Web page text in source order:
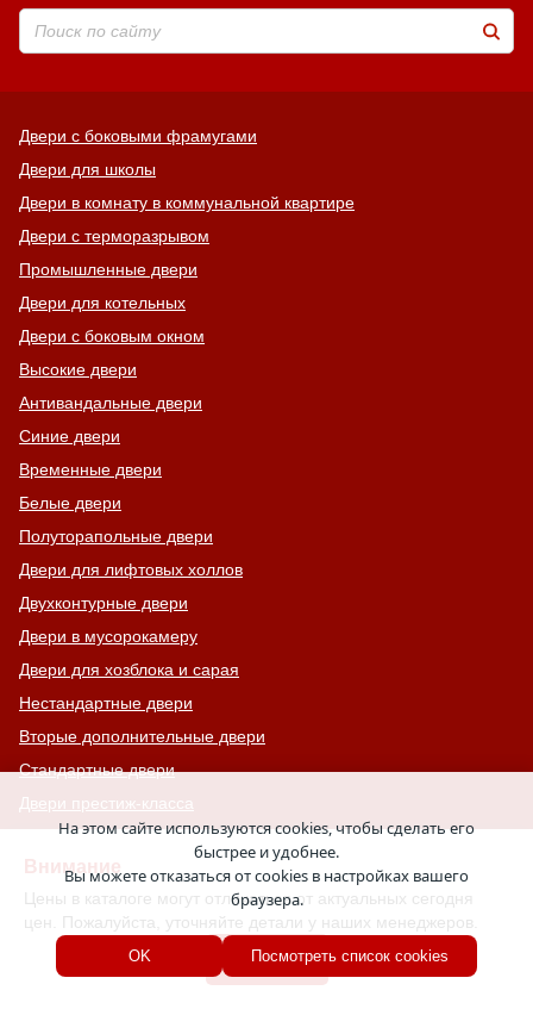
Внимание
Цены в каталоге могут отличаться от актуальных сегодня
цен. Пожалуйста, уточняйте детали у наших менеджеров.
Хорошо
Двери с боковыми фрамугами
Двери для школы
Двери в комнату в коммунальной квартире
Двери с терморазрывом
Промышленные двери
Двери для котельных
Двери с боковым окном
Высокие двери
Антивандальные двери
Синие двери
Временные двери
Белые двери
Полуторапольные двери
Двери для лифтовых холлов
Двухконтурные двери
Двери в мусорокамеру
Двери для хозблока и сарая
Нестандартные двери
Вторые дополнительные двери
Стандартные двери
Двери престиж-класса
Двери комфорт-класса
Двери с 4-ым классом защиты
С узким стеклом
Двери на лестничную площадку
Остекленные противопожарные двери
На этом сайте используются cookies, чтобы сделать его
быстрее и удобнее.
Вы можете отказаться от cookies в настройках вашего
браузера.
OK Посмотреть список cookies